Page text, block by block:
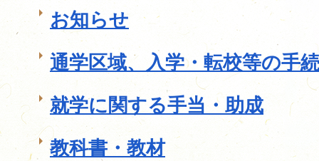
お知らせ
通学区域、入学・転校等の手
就学に関する手当・助成
教科書・教材